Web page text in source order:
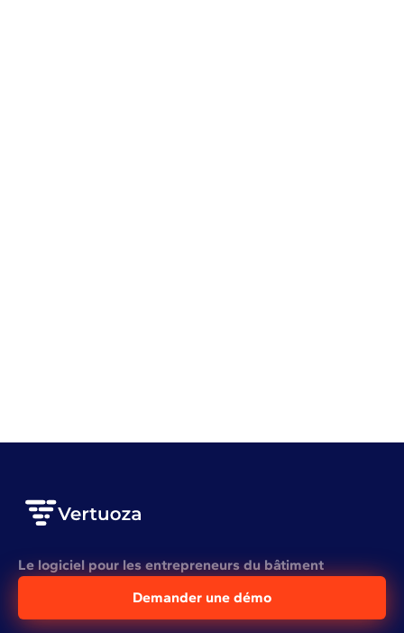
Le logiciel pour les entrepreneurs du bâtiment
Demander une démo